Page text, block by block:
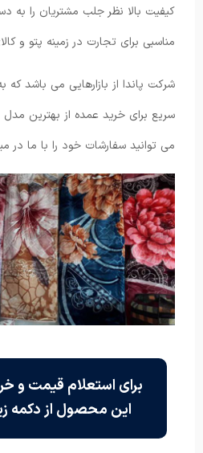
کیفیت بالا نظر جلب مشتریان را به
مناسبی برای تجارت در زمینه پتو و
شرکت پاندا از بازارهایی می باشد
سریع برای خرید عمده از بهترین مدل
می توانید سفارشات خود را با ما در
برای استعلام قیمت و
این محصول از دکمه